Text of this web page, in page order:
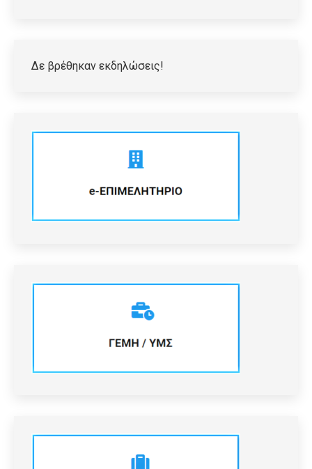
Δε βρέθηκαν εκδηλώσεις!